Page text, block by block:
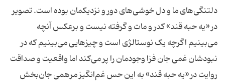
دلتنگی‌های ما و دل خوشی‌های دور و نزدیکمان بوده است. تصویر
در «یه حبه قند» کدر و مات و گرفته نیست و برعکس آنچه
می‌بینیم اگرچه یک نوستالژی است و چیزهایی می‌بینیم که در
نبودشان غمی جان فزا وجودمان را پر می‌کند اما واقعیت و صداقت
روایت در «یه حبه قند» به این حس غم‌انگیز مرهمی جان‌بخش